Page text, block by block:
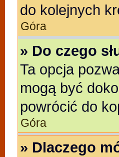
do kolejnych
Góra
» Do czego
Ta opcja
mogą być
powrócić do
Góra
» Dlaczego